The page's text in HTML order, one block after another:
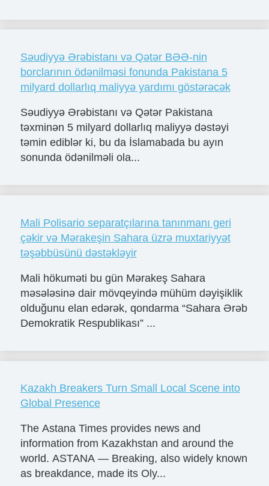
Səudiyyə Ərəbistanı və Qətər BƏƏ-nin
borclarının ödənilməsi fonunda Pakistana 5
milyard dollarlıq maliyyə yardımı göstərəcək
Səudiyyə Ərəbistanı və Qətər Pakistana
təxminən 5 milyard dollarlıq maliyyə dəstəyi
təmin ediblər ki, bu da İslamabada bu ayın
sonunda ödənilməli ola...
Mali Polisario separatçılarına tanınmanı geri
çǝkir vǝ Mǝrakeşin Sahara üzrǝ muxtariyyǝt
tǝşǝbbüsünü dǝstǝklǝyir
Mali hökumǝti bu gün Mǝrakeş Sahara
mǝsǝlǝsinǝ dair mövqeyindǝ mühüm dǝyişiklik
olduğunu elan edǝrǝk, qondarma “Sahara Ərǝb
Demokratik Respublikası” ...
Kazakh Breakers Turn Small Local Scene into
Global Presence
The Astana Times provides news and
information from Kazakhstan and around the
world. ASTANA — Breaking, also widely known
as breakdance, made its Oly...